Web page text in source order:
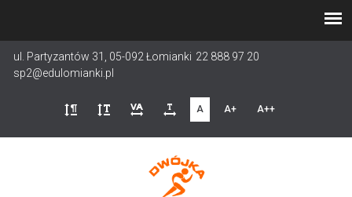
treści
ul. Partyzantów 31, 05-092 Łomianki 22 888 97 20
sp2@edulomianki.pl
A A+ A++